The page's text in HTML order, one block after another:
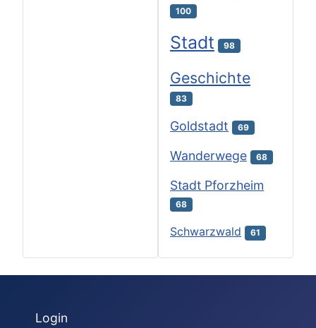
100
Stadt 98
Geschichte
83
Goldstadt 69
Wanderwege 68
Stadt Pforzheim
68
Schwarzwald 61
Login